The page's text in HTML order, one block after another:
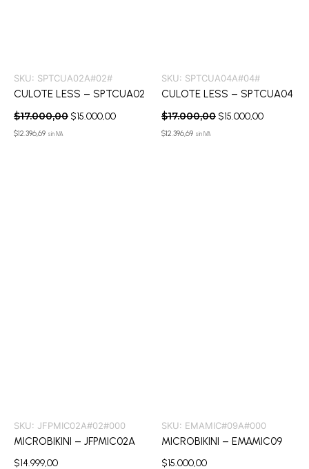
SKU: SPTCUA02A#02#
CULOTE LESS – SPTCUA02
$17.000,00 $15.000,00
$12.396,69 sin IVA
SKU: SPTCUA04A#04#
CULOTE LESS – SPTCUA04
$17.000,00 $15.000,00
$12.396,69 sin IVA
SKU: JFPMIC02A#02#000
MICROBIKINI – JFPMIC02A
$14.999,00
SKU: EMAMIC#09A#000
MICROBIKINI – EMAMIC09
$15.000,00